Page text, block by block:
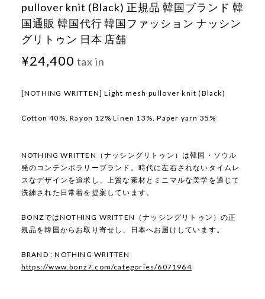
pullover knit (Black) 正規品 韓国ブランド 韓
国通販 韓国代行 韓国ファッション ナッシン
グリトゥン 日本 店舗
¥24,400 tax in
[NOTHING WRITTEN] Light mesh pullover knit (Black)
Cotton 40%, Rayon 12% Linen 13%, Paper yarn 35%
NOTHING WRITTEN（ナッシングリトゥン）は韓国・ソウル
発のコンテンポラリーブランド。時代に左右されないタイムレ
スなデザインを追求し、上質な素材とミニマルな美学を通じて
洗練された日常着を提案しています。
BONZではNOTHING WRITTEN（ナッシングリトゥン）の正
規品を韓国からお取り寄せし、日本へお届けしています。
BRAND : NOTHING WRITTEN
https://www.bonz7.com/categories/6071964